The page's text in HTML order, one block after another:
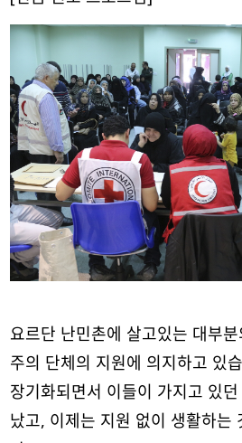
요르단 난민촌에 살고있는 대부
주의 단체의 지원에 의지하고 있
장기화되면서 이들이 가지고 있
났고, 이제는 지원 없이 생활하는